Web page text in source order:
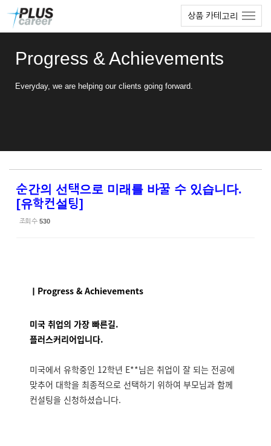
상품 카테고리
Progress & Achievements
Everyday, we are helping our clients going forward.
순간의 선택으로 미래를 바꿀 수 있습니다.
[유학컨설팅]
조회 수 530
ㅣProgress & Achievements
미국 취업의 가장 빠른길.
플러스커리어입니다.
미국에서 유학중인 12학년 E**님은 취업이 잘 되는 전공에
맞추어 대학을 최종적으로 선택하기 위하여 부모님과 함께
컨설팅을 신청하셨습니다.